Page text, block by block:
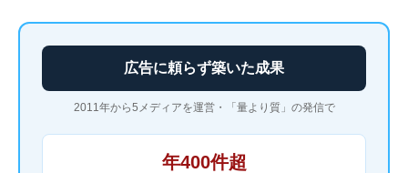
広告に頼らず築いた成果
2011年から5メディアを運営・「量より質」の発信で
年400件超